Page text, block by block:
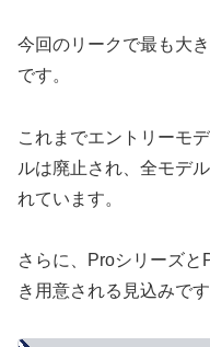
今回のリークで最も大
です。
これまでエントリーモ
ルは廃止され、全モデ
れています。
さらに、Proシリーズ
き用意される見込みです